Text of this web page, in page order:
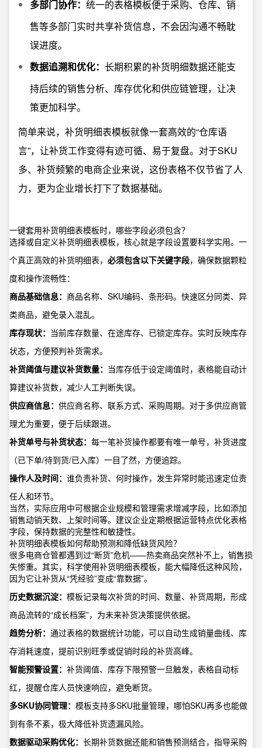
多部门协作： 统一的表格模板便于采购、仓库、销
售等多部门实时共享补货信息，不会因沟通不畅耽
误进度。
数据追溯和优化： 长期积累的补货明细数据还能支
持后续的销售分析、库存优化和供应链管理，让决
策更加科学。
简单来说，补货明细表模板就像一套高效的“仓库语
言”，让补货工作变得有迹可循、易于复盘。对于SKU
多、补货频繁的电商企业来说，这份表格不仅节省了人
力，更为企业增长打下了数据基础。
一键套用补货明细表模板时，哪些字段必须包含？
选择或自定义补货明细表模板，核心就是字段设置要科学实用。一
个真正高效的补货明细表， 必须包含以下关键字段，确保数据颗粒
度和操作流畅性：
商品基础信息： 商品名称、SKU编码、条形码。快速区分同类、异
类商品，避免录入混乱。
库存现状： 当前库存数量、在途库存、已锁定库存。实时反映库存
状态，方便预判补货需求。
补货阈值与建议补货数量： 当库存低于设定阈值时，表格能自动计
算建议补货数，减少人工判断失误。
供应商信息： 供应商名称、联系方式、采购周期。对于多供应商管
理尤为重要，便于后续跟进。
补货单号与补货状态： 每一笔补货操作都要有唯一单号，补货进度
（已下单/待到货/已入库）一目了然，方便追踪。
操作人及时间： 谁负责补货、何时操作，发生异常时能迅速定位责
任人和环节。
当然，实际应用中可根据企业规模和管理需求增减字段，比如添加
销售动销天数、上架时间等。建议企业定期根据运营特点优化表格
字段，保持数据的完整性和敏捷性。
补货明细表模板如何帮助预测和降低缺货风险？
很多电商仓管都遇到过“断货”危机——热卖商品突然补不上，销售损
失惨重。其实，科学使用补货明细表模板，能大幅降低这种风险，
因为它让补货从“凭经验”变成“靠数据”。
历史数据沉淀： 模板记录每次补货的时间、数量、补货周期，形成
商品流转的“成长档案”，为未来补货决策提供依据。
趋势分析： 通过表格的数据统计功能，可以自动生成销量曲线、库
存消耗速度，提前识别旺季或促销时段的补货高峰。
智能预警设置： 补货阈值、库存下限预警一旦触发，表格自动标
红，提醒仓库人员快速响应，避免断货。
多SKU协同管理： 模板支持多SKU批量管理，哪怕SKU再多也能做
到有条不紊，极大降低补货遗漏风险。
数据驱动采购优化： 长期补货数据还能和销售预测结合，指导采购